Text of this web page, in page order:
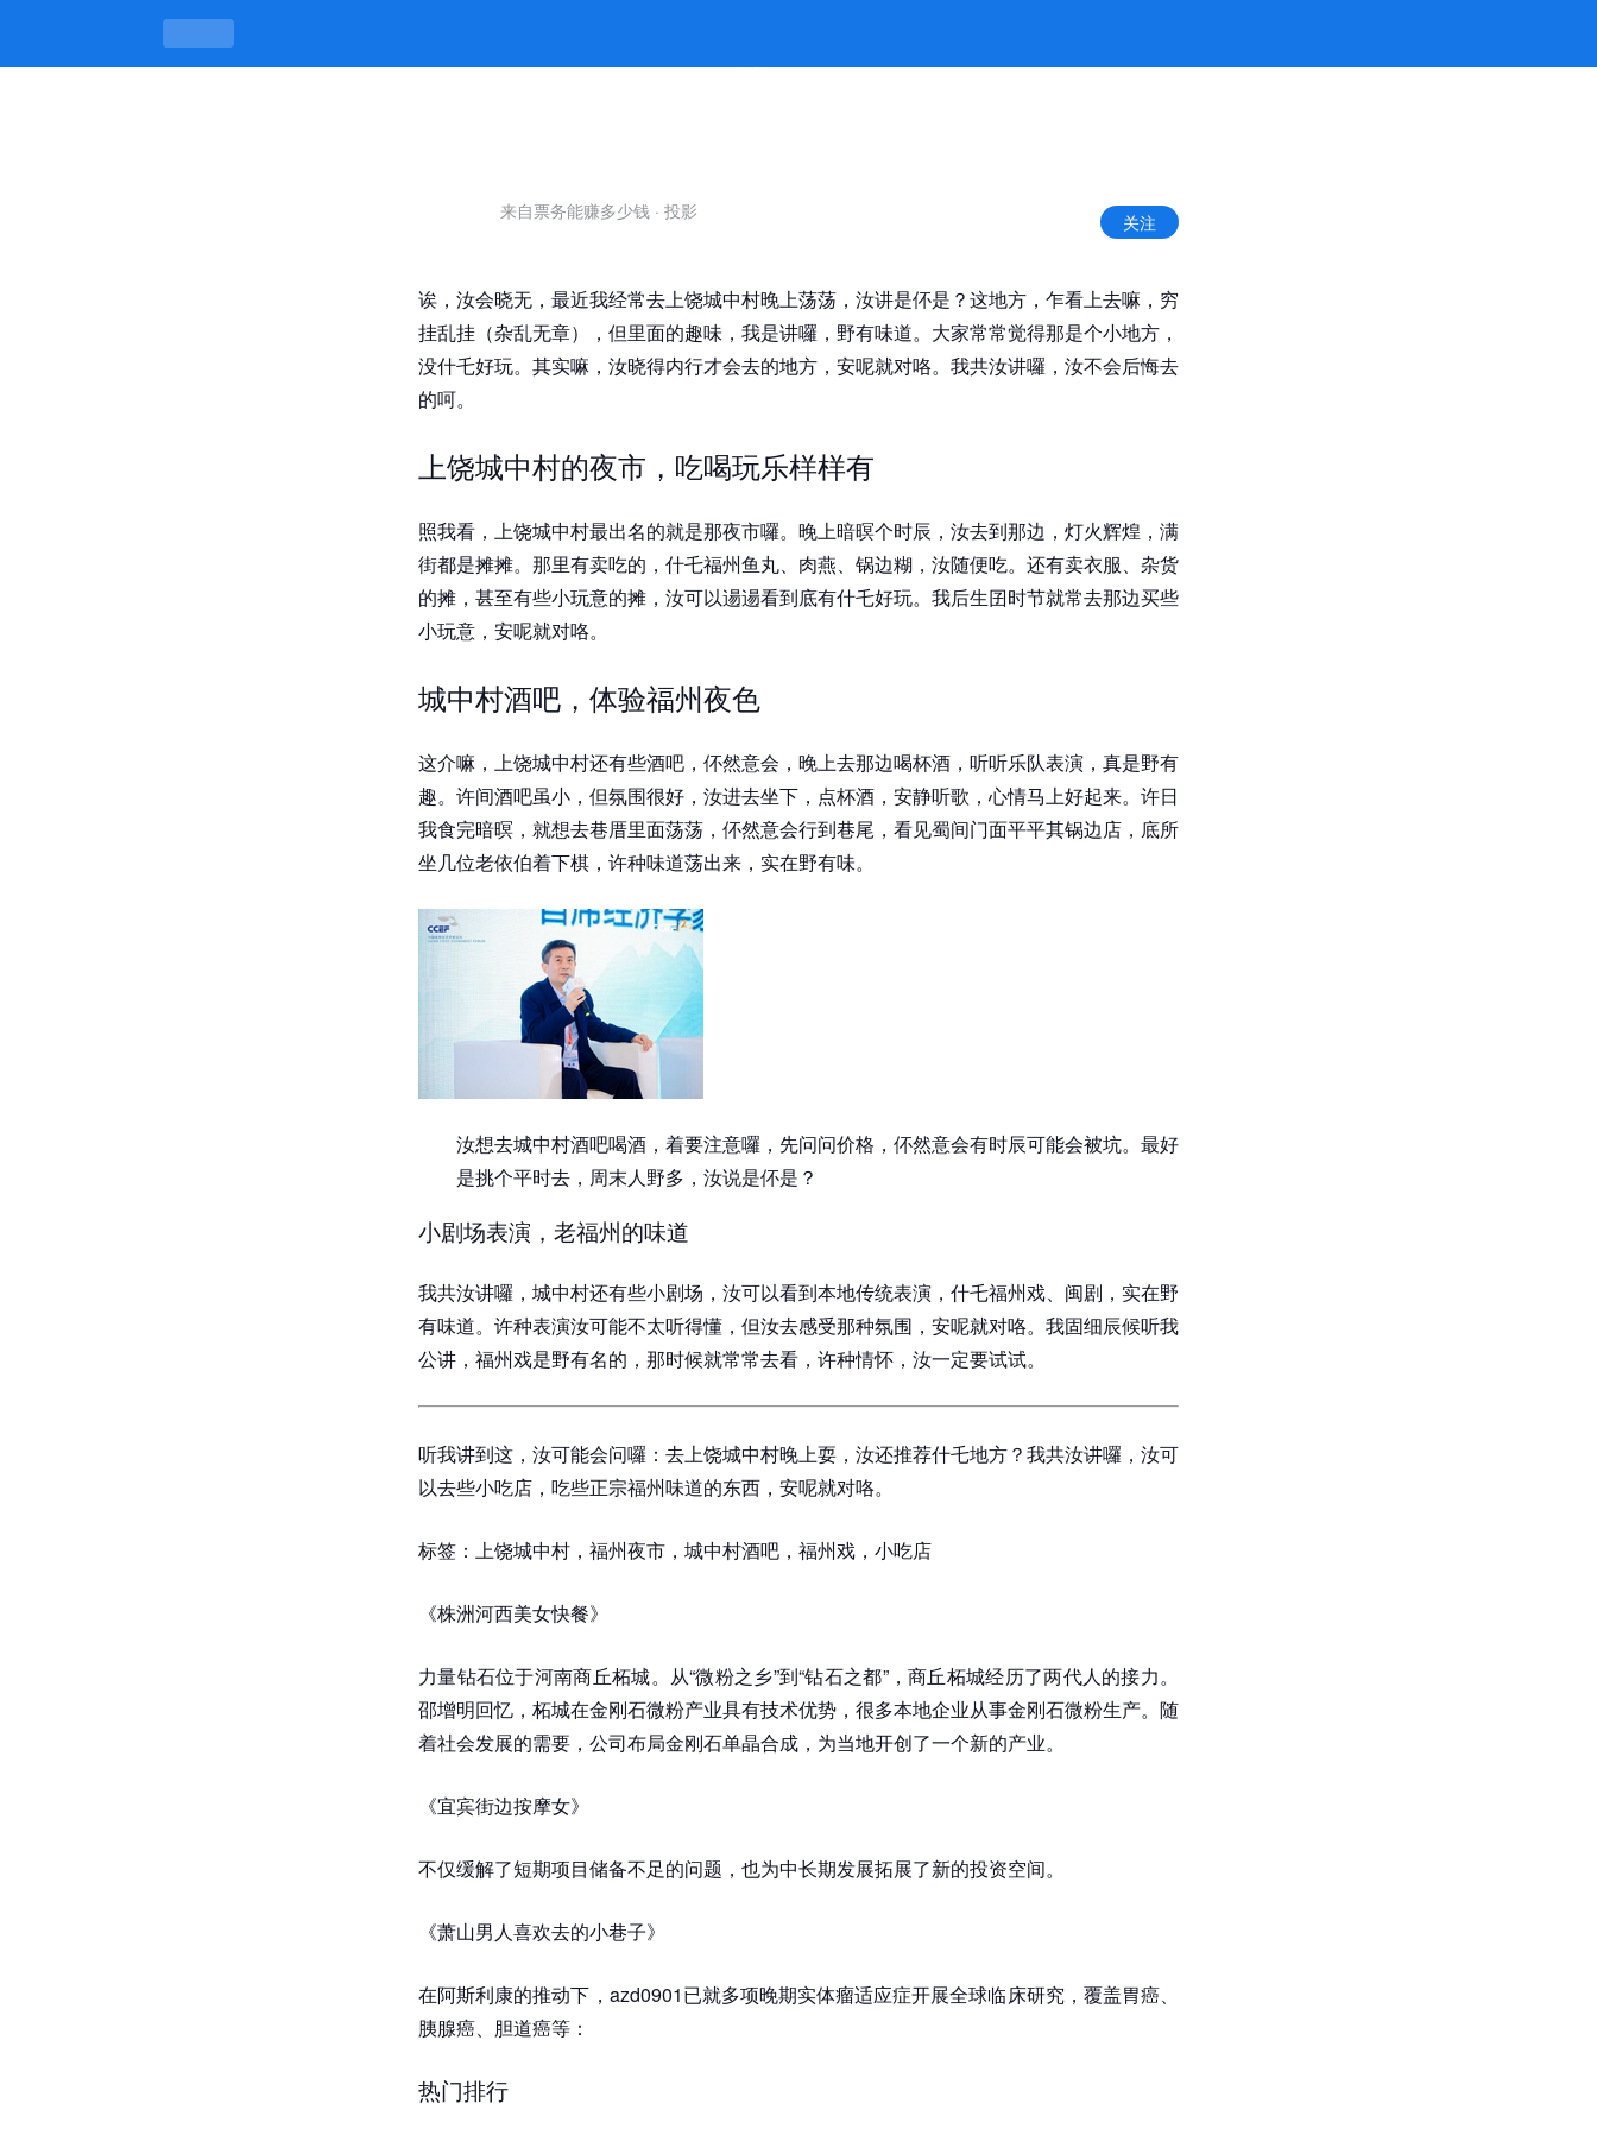
上饶城中村晚上耍的地方有哪些，耍到天亮无问题 -jiuyou九游娱乐官方
来自票务能赚多少钱 · 投影 关注
诶，汝会晓无，最近我经常去上饶城中村晚上荡荡，汝讲是伓是？这地方，乍看上去嘛，穷
挂乱挂（杂乱无章），但里面的趣味，我是讲囉，野有味道。大家常常觉得那是个小地方，
没什乇好玩。其实嘛，汝晓得内行才会去的地方，安呢就对咯。我共汝讲囉，汝不会后悔去
的呵。
上饶城中村的夜市，吃喝玩乐样样有
照我看，上饶城中村最出名的就是那夜市囉。晚上暗暝个时辰，汝去到那边，灯火辉煌，满
街都是摊摊。那里有卖吃的，什乇福州鱼丸、肉燕、锅边糊，汝随便吃。还有卖衣服、杂货
的摊，甚至有些小玩意的摊，汝可以逿逿看到底有什乇好玩。我后生囝时节就常去那边买些
小玩意，安呢就对咯。
城中村酒吧，体验福州夜色
这介嘛，上饶城中村还有些酒吧，伓然意会，晚上去那边喝杯酒，听听乐队表演，真是野有
趣。许间酒吧虽小，但氛围很好，汝进去坐下，点杯酒，安静听歌，心情马上好起来。许日
我食完暗暝，就想去巷厝里面荡荡，伓然意会行到巷尾，看见蜀间门面平平其锅边店，底所
坐几位老依伯着下棋，许种味道荡出来，实在野有味。
汝想去城中村酒吧喝酒，着要注意囉，先问问价格，伓然意会有时辰可能会被坑。最好
是挑个平时去，周末人野多，汝说是伓是？
小剧场表演，老福州的味道
我共汝讲囉，城中村还有些小剧场，汝可以看到本地传统表演，什乇福州戏、闽剧，实在野
有味道。许种表演汝可能不太听得懂，但汝去感受那种氛围，安呢就对咯。我固细辰候听我
公讲，福州戏是野有名的，那时候就常常去看，许种情怀，汝一定要试试。
听我讲到这，汝可能会问囉：去上饶城中村晚上耍，汝还推荐什乇地方？我共汝讲囉，汝可
以去些小吃店，吃些正宗福州味道的东西，安呢就对咯。
标签：上饶城中村，福州夜市，城中村酒吧，福州戏，小吃店
《株洲河西美女快餐》
力量钻石位于河南商丘柘城。从“微粉之乡”到“钻石之都”，商丘柘城经历了两代人的接力。
邵增明回忆，柘城在金刚石微粉产业具有技术优势，很多本地企业从事金刚石微粉生产。随
着社会发展的需要，公司布局金刚石单晶合成，为当地开创了一个新的产业。
《宜宾街边按摩女》
不仅缓解了短期项目储备不足的问题，也为中长期发展拓展了新的投资空间。
《萧山男人喜欢去的小巷子》
在阿斯利康的推动下，azd0901已就多项晚期实体瘤适应症开展全球临床研究，覆盖胃癌、
胰腺癌、胆道癌等：
热门排行